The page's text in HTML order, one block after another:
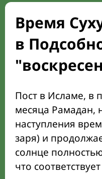
Время
в
Пост в Исламе, в
месяца Рамадан,
наступления
заря) и
солнце
что